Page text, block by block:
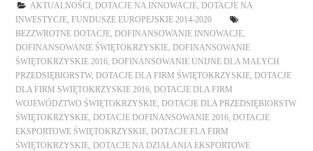
AKTUALNOŚCI ,DOTACJE NA INNOWACJE,DOTACJE NA
INWESTYCJE, FUNDUSZE EUROPEJSKIE 2014-2020
BEZZWROTNE DOTACJE,DOFINANSOWANIE INNOWACJE,
DOFINANSOWANIE ŚWIĘTOKRZYSKIE,DOFINANSOWANIE
ŚWIĘTOKRZYSKIE 2016,DOFINANSOWANIE UNIJNE DLA MAŁYCH
PRZEDSIĘBIORSTW,DOTACJE DLA FIRM ŚWIĘTOKRZYSKIE,DOTACJE
DLA FIRM SWIĘTOKRZYSKIE 2016,DOTACJE DLA FIRM
WOJEWÓDZTWO ŚWIĘTOKRZYSKIE,DOTACJE DLA PRZEDSIĘBIORSTW
ŚWIĘTOKRZYSKIE,DOTACJE DOFINANSOWANIE 2016,DOTACJE
EKSPORTOWE ŚWIĘTOKRZYSKIE,DOTACJE FLA FIRM
ŚWIĘTOKRZYSKIE,DOTACJE NA DZIAŁANIA EKSPORTOWE